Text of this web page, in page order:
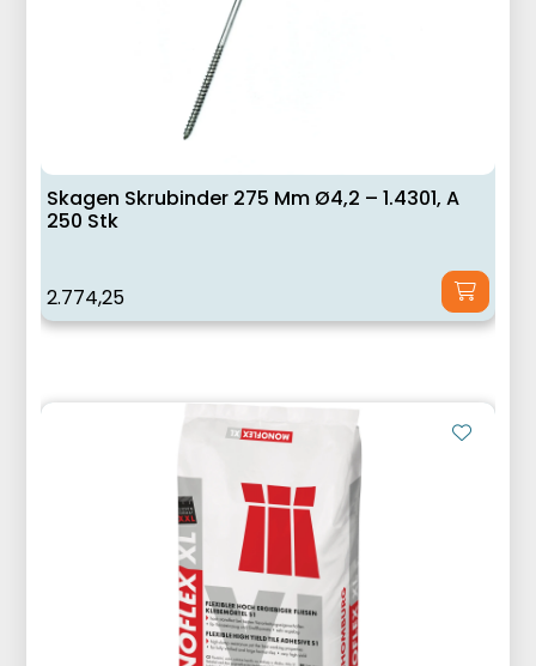
Skagen Skrubinder 275 Mm Ø4,2 – 1.4301, A
250 Stk
2.774,25